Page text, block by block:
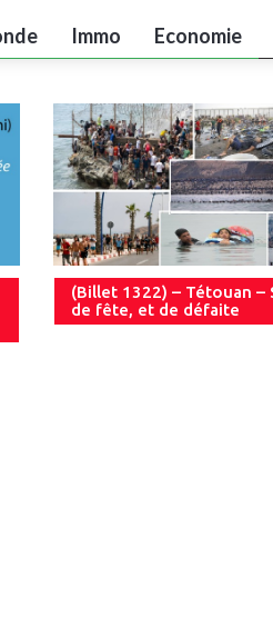
Immo Economie
(Billet 1322) – Tétouan –
de fête, et de défaite